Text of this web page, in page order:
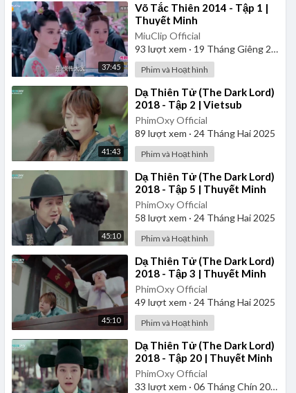
37:45
⁣Võ Tắc Thiên 2014 - Tập 1 |
Thuyết Minh
MiuClip Official
93 lượt xem · 19 Tháng Giêng 2025
Phim và Hoạt hình
41:43
⁣Dạ Thiên Tử (The Dark Lord)
2018 - Tập 2 | Vietsub
PhimOxy Official
89 lượt xem · 24 Tháng Hai 2025
Phim và Hoạt hình
45:10
⁣Dạ Thiên Tử (The Dark Lord)
2018 - Tập 5 | Thuyết Minh
PhimOxy Official
58 lượt xem · 24 Tháng Hai 2025
Phim và Hoạt hình
45:10
⁣Dạ Thiên Tử (The Dark Lord)
2018 - Tập 3 | Thuyết Minh
PhimOxy Official
49 lượt xem · 24 Tháng Hai 2025
Phim và Hoạt hình
⁣Dạ Thiên Tử (The Dark Lord)
2018 - Tập 20 | Thuyết Minh
PhimOxy Official
33 lượt xem · 06 Tháng Chín 2025